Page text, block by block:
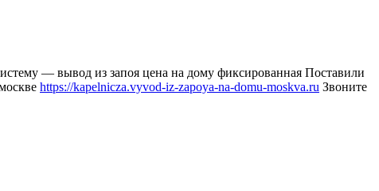
— вывод из запоя цена на дому фиксированная Поставили
https://kapelnicza.vyvod-iz-zapoya-na-domu-moskva.ru Звоните